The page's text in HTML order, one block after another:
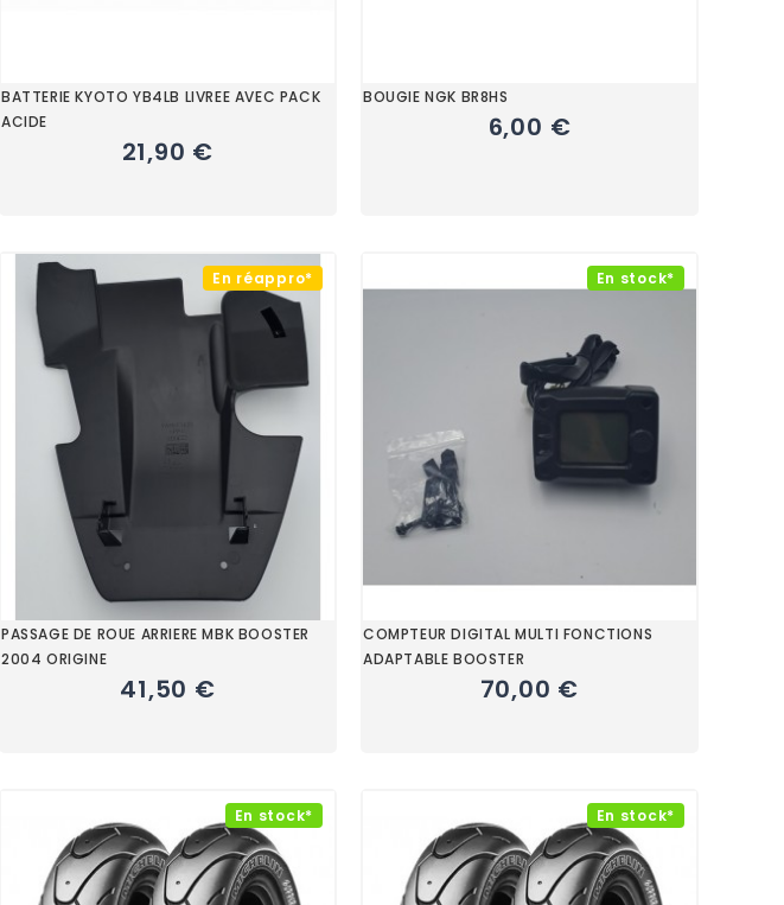
BATTERIE KYOTO YB4LB LIVREE AVEC PACK
ACIDE
21,90 €
BOUGIE NGK BR8HS
6,00 €
En réappro*
PASSAGE DE ROUE ARRIERE MBK BOOSTER
2004 ORIGINE
41,50 €
En stock*
COMPTEUR DIGITAL MULTI FONCTIONS
ADAPTABLE BOOSTER
70,00 €
En stock* En stock*